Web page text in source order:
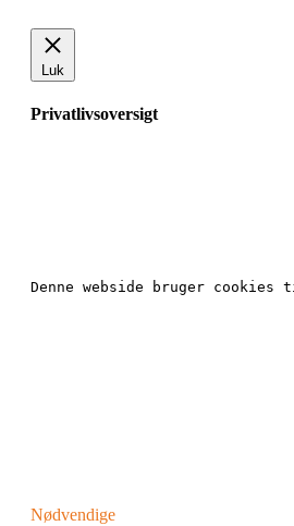
Luk
Privatlivsoversigt
Denne webside bruger
Nødvendige